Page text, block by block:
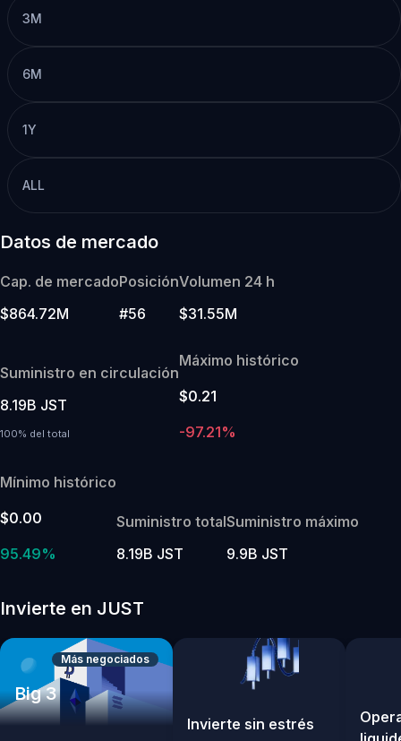
3M
6M
1Y
ALL
Datos de mercado
Cap. de mercado
$864.72M
Posición
#56
Volumen 24 h
$31.55M
Suministro en circulación
8.19B JST
100% del total
Máximo histórico
$0.21
-97.21%
Mínimo histórico
$0.00
95.49%
Suministro total
8.19B JST
Suministro máximo
9.9B JST
Invierte en JUST
Más negociados
Big 3
Invierte sin estrés